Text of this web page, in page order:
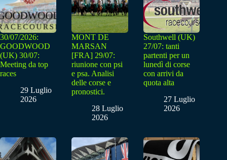
30/07/2026:
GOODWOOD
(UK) 30/07:
Meeting da top
races
29 Luglio
2026
MONT DE
MARSAN
[FRA] 29/07:
riunione con psi
e psa. Analisi
delle corse e
pronostici.
28 Luglio
2026
Southwell (UK)
27/07: tanti
partenti per un
lunedì di corse
con arrivi da
quota alta
27 Luglio
2026